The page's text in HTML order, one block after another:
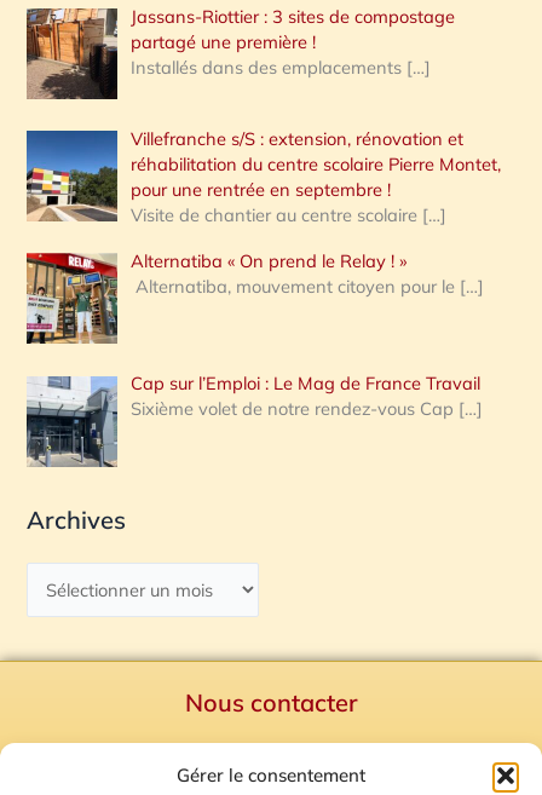
Gérer le consentement
Jassans-Riottier : 3 sites de compostage
partagé une première !
Installés dans des emplacements […]
Villefranche s/S : extension, rénovation et
réhabilitation du centre scolaire Pierre Montet,
pour une rentrée en septembre !
Visite de chantier au centre scolaire […]
Alternatiba « On prend le Relay ! »
Alternatiba, mouvement citoyen pour le […]
Cap sur l’Emploi : Le Mag de France Travail
Sixième volet de notre rendez-vous Cap […]
Archives
Nous contacter